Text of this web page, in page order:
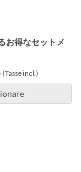
お得なセットメ
(Tasse incl.)